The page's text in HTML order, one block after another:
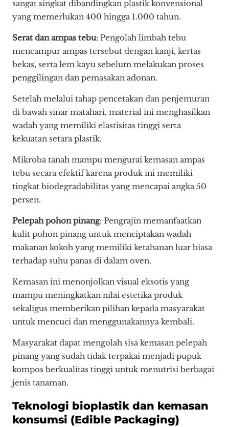
sangat singkat dibandingkan plastik konvensional
yang memerlukan 400 hingga 1.000 tahun.
Serat dan ampas tebu: Pengolah limbah tebu
mencampur ampas tersebut dengan kanji, kertas
bekas, serta lem kayu sebelum melakukan proses
penggilingan dan pemasakan adonan.
Setelah melalui tahap pencetakan dan penjemuran
di bawah sinar matahari, material ini menghasilkan
wadah yang memiliki elastisitas tinggi serta
kekuatan setara plastik.
Mikroba tanah mampu mengurai kemasan ampas
tebu secara efektif karena produk ini memiliki
tingkat biodegradabilitas yang mencapai angka 50
persen.
Pelepah pohon pinang: Pengrajin memanfaatkan
kulit pohon pinang untuk menciptakan wadah
makanan kokoh yang memiliki ketahanan luar biasa
terhadap suhu panas di dalam oven.
Kemasan ini menonjolkan visual eksotis yang
mampu meningkatkan nilai estetika produk
sekaligus memberikan pilihan kepada masyarakat
untuk mencuci dan menggunakannya kembali.
Masyarakat dapat mengolah sisa kemasan pelepah
pinang yang sudah tidak terpakai menjadi pupuk
kompos berkualitas tinggi untuk menutrisi berbagai
jenis tanaman.
Teknologi bioplastik dan kemasan
konsumsi (Edible Packaging)